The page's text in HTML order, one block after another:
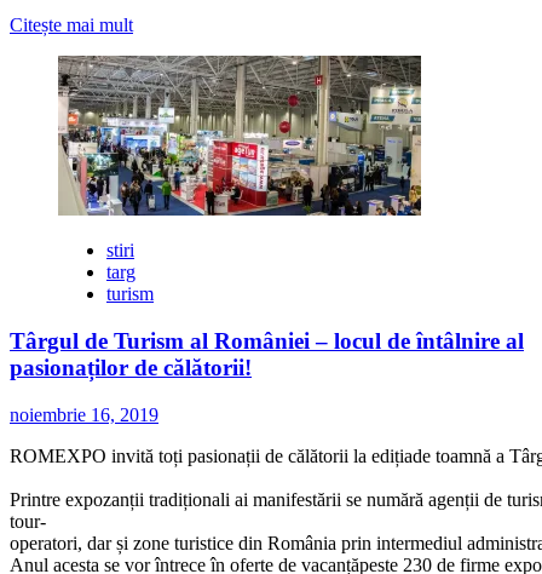
Citește mai multCitește
multe
despre
Doar
o
lună
până
la
Târgul
de
Turism
al
României
stiri
targ
turism
Târgul de Turism al României – locul de întâlnire al
pasionaților de călătorii!
noiembrie 16, 2019
ROMEXPO invită toți pasionații de călătorii la edițiade toamnă a
Printre expozanții tradiționali ai manifestării se numără agenții de
tour-
operatori, dar și zone turistice din România prin intermediul
Anul acesta se vor întrece în oferte de vacanțăpeste 230 de firme